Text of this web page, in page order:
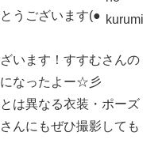
うございます(●
います！すすむさんの
なったよー☆彡
は異なる衣装・ポーズ
んにもぜひ撮影しても